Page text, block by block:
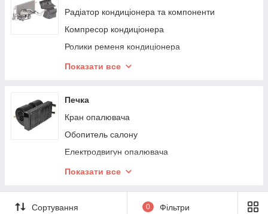
Сидіння
Кнопки, перемикачі
Шток антени
Футляр для окулярів
Радіатор кондиціонера та компоненти
Компресор кондиціонера
Ролики ременя кондиціонера
Датчик абсолютного тиску кондиціонера
Шланг кондиціонера
Показати все
Печка
Кран опалювача
Обопитель салону
Електродвигун опалювача
Насос опалювача
Комплектуючі опалювача
Показати все
Сортування 0 Фільтри